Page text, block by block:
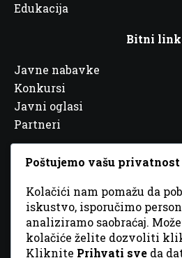
Edukacija
Bitni
Javne nabavke
Konkursi
Javni oglasi
Partneri
© 2026 Sva prava
Poštujemo vašu privatnost
Kolačići nam pomažu da
iskustvo, isporučimo
analiziramo saobraćaj.
kolačiće želite dozvoliti
Kliknite Prihvati sve da